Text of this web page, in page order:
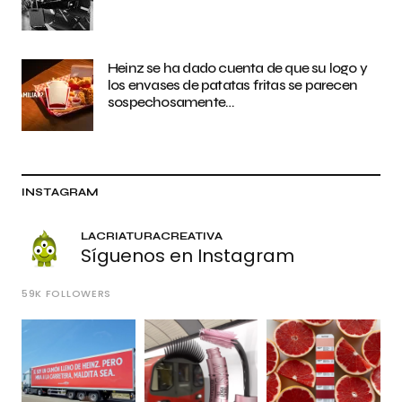
Heinz se ha dado cuenta de que su logo y
los envases de patatas fritas se parecen
sospechosamente…
INSTAGRAM
LACRIATURACREATIVA
Síguenos en Instagram
59K FOLLOWERS